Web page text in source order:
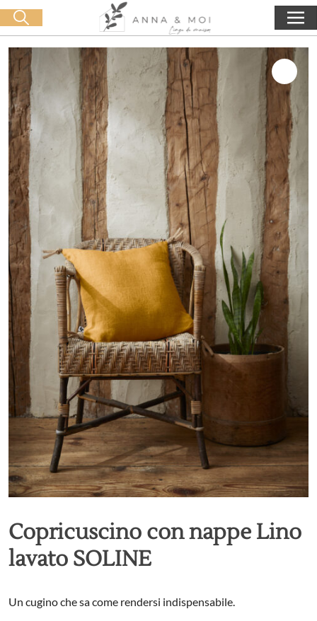
Consegna gratuita a partire da 60€ di acquisto 0,00€
Lancia la ricerca
Copricuscino con nappe Lino
lavato SOLINE
Un cugino che sa come rendersi indispensabile.